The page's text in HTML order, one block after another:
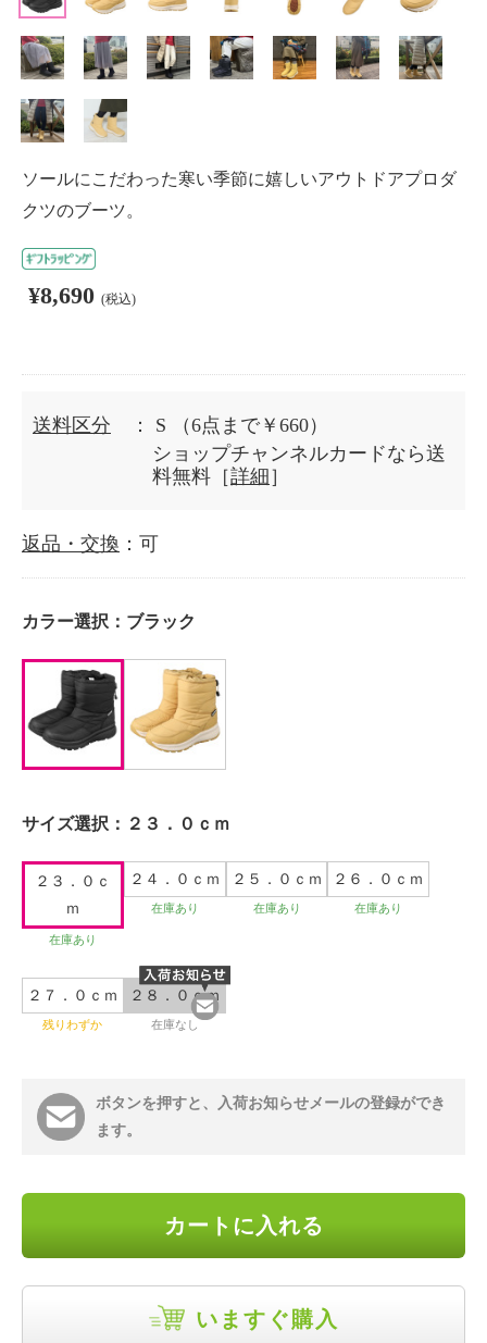
ソールにこだわった寒い季節に嬉しいアウトドアプロダ
クツのブーツ。
¥8,690 (税込)
送料区分 ： S
（6点まで￥660）
ショップチャンネルカードなら送
料無料［詳細 ］
返品・交換 ：可
カラー選択： ブラック
サイズ選択： ２３．０ｃｍ
２３．０ｃ
ｍ
在庫あり
２４．０ｃｍ
在庫あり
２５．０ｃｍ
在庫あり
２６．０ｃｍ
在庫あり
２７．０ｃｍ
残りわずか
２８．０ｃｍ
在庫なし
ボタンを押すと、入荷お知らせメールの登録ができ
ます。
カートに入れる
いますぐ購入